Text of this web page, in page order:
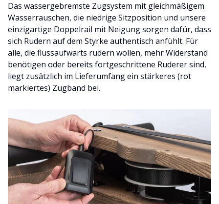
Das wassergebremste Zugsystem mit gleichmäßigem
Wasserrauschen, die niedrige Sitzposition und unsere
einzigartige Doppelrail mit Neigung sorgen dafür, dass
sich Rudern auf dem Styrke authentisch anfühlt. Für
alle, die flussaufwärts rudern wollen, mehr Widerstand
benötigen oder bereits fortgeschrittene Ruderer sind,
liegt zusätzlich im Lieferumfang ein stärkeres (rot
markiertes) Zugband bei.